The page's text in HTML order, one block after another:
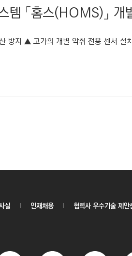
「홈스(HOMS)」 개
방지 ▲ 고가의 개별 악취 전용 센서 설
실 인재채용 협력사 우수기술 제안